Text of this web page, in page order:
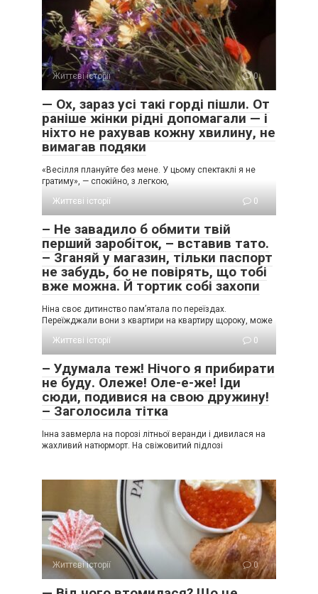
Життєві історії 0
— Ох, зараз усі такі горді пішли. От
раніше жінки рідні допомагали — і
ніхто не рахував кожну хвилину, не
вимагав подяки
«Весілля плануйте без мене. У цьому спектаклі я не
гратиму», — спокійно, з легкою,
Життєві історії
0
– Не завадило б обмити твій
перший заробіток, – вставив тато.
– Зганяй у магазин, тільки паспорт
не забудь, бо не повірять, що тобі
вже можна. Й тортик собі захопи
Ніна своє дитинство пам’ятала по переїздах.
Переїжджали вони з квартири на квартиру щороку, може
Життєві історії
0
– Удумала теж! Нічого я прибирати
не буду. Олеже! Оле-е-же! Іди
сюди, подивися на свою дружину!
– Заголосила тітка
Інна завмерла на порозі літньої веранди і дивилася на
жахливий натюрморт. На свіжовитий підлозі
Життєві історії 0